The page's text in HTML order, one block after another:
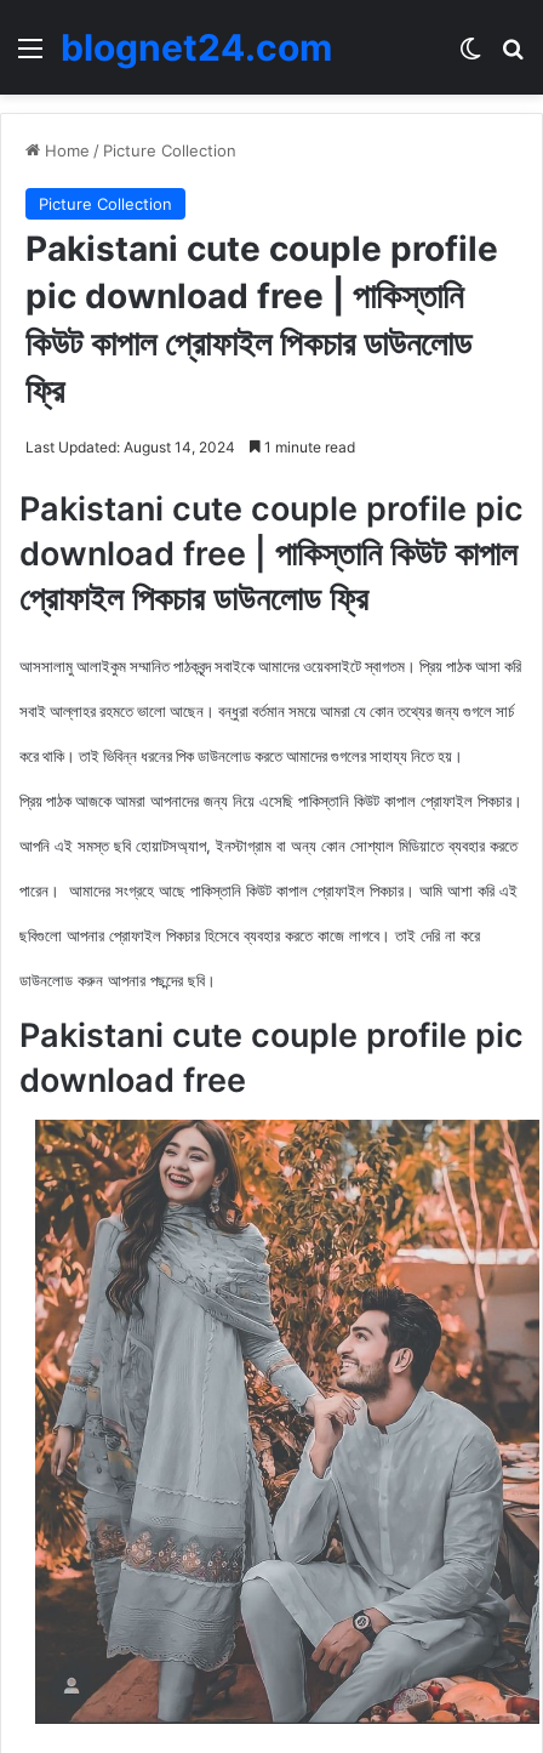
Menublognet24.com
Home / Picture Collection
Picture Collection
Pakistani cute couple profile
pic download free | পাকিস্তানি
কিউট কাপাল প্রোফাইল পিকচার ডাউনলোড
ফ্রি
Last Updated: August 14, 2024 1 minute read
Pakistani cute couple profile pic
download free | পাকিস্তানি কিউট কাপাল
প্রোফাইল পিকচার ডাউনলোড ফ্রি
আসসালামু আলাইকুম সম্মানিত পাঠকবৃন্দ সবাইকে আমাদের ওয়েবসাইটে স্বাগতম। প্রিয় পাঠক আসা করি
সবাই আল্লাহর রহমতে ভালো আছেন। বন্ধুরা বর্তমান সময়ে আমরা যে কোন তথ্যের জন্য গুগলে সার্চ
করে থাকি। তাই ভিবিন্ন ধরনের পিক ডাউনলোড করতে আমাদের গুগলের সাহায্য নিতে হয়।
প্রিয় পাঠক আজকেআমরা আপনাদের জন্য নিয়ে এসেছি পাকিস্তানি কিউট কাপাল প্রোফাইল পিকচার।
আপনি এই সমস্ত ছবি হোয়াটসঅ্যাপ, ইনস্টাগ্রাম বা অন্য কোন সোশ্যাল মিডিয়াতে ব্যবহার করতে
পারেন। আমাদের সংগ্রহে আছে পাকিস্তানি কিউট কাপাল প্রোফাইল পিকচার । আমি আশা করি এই
ছবিগুলো আপনার প্রোফাইল পিকচার হিসেবে ব্যবহার করতে কাজে লাগবে। তাই দেরি না করে
ডাউনলোড করুন আপনার পছন্দের ছবি।
Pakistani cute couple profile pic
download free